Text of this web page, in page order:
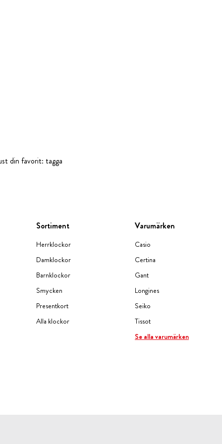
din favorit: tagga
Sortiment
Herrklockor
Damklockor
Barnklockor
Smycken
Presentkort
Alla klockor
Varumärken
Casio
Certina
Gant
Longines
Seiko
Tissot
Se alla varumärken